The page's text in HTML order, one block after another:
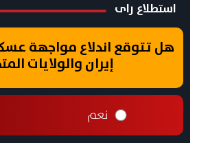
استطلاع راى
هل تتوقع اندلاع مواجهة
إيران والولايات
نعم